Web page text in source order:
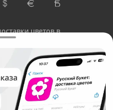
цветов в
«Технология»
ул. Ипподромская,